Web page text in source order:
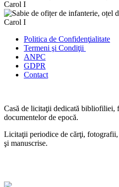
Politica de Confidenţialitate
Termeni şi Condiţii
ANPC
GDPR
Contact
Casă de licitaţii dedicată bibliofiliei,
documentelor de epocă.
Licitaţii periodice de cărţi, fotografii,
şi manuscrise.